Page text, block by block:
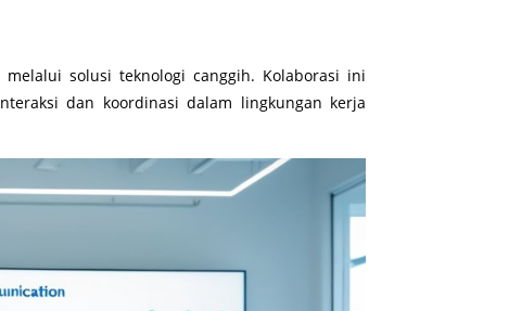
solusi teknologi canggih. Kolaborasi ini
dan koordinasi dalam lingkungan kerja